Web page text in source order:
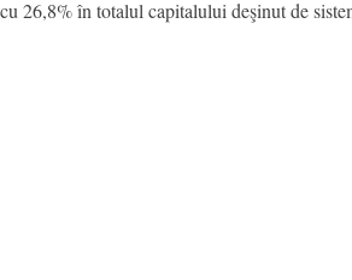
26,8% în totalul capitalului deşinut de